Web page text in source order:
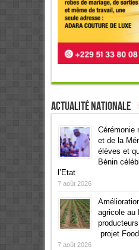
Actualité Nationale
Cérémonie
et de la
élèves et
Bénin
l’Etat
7 août 2026
agricole au
projet
7 août 2026